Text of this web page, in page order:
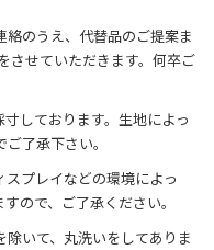
のうえ、代替品のご提案ま
させていただきます。何卒ご
しております。生地によっ
了承下さい。
プレイなどの環境によっ
ので、ご了承ください。
いて、丸洗いをしてありま